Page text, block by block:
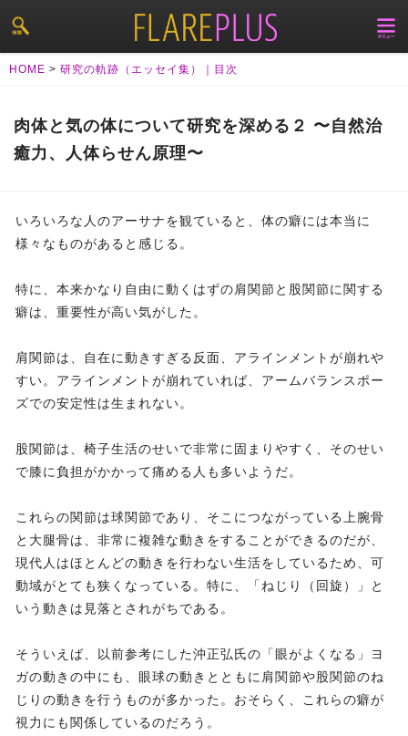
HOME > 研究の軌跡（エッセイ集）｜目次
肉体と気の体について研究を深める２ 〜自然治
癒力、人体らせん原理〜
いろいろな人のアーサナを観ていると、体の癖には本当に
様々なものがあると感じる。
特に、本来かなり自由に動くはずの肩関節と股関節に関する
癖は、重要性が高い気がした。
肩関節は、自在に動きすぎる反面、アラインメントが崩れや
すい。アラインメントが崩れていれば、アームバランスポー
ズでの安定性は生まれない。
股関節は、椅子生活のせいで非常に固まりやすく、そのせい
で膝に負担がかかって痛める人も多いようだ。
これらの関節は球関節であり、そこにつながっている上腕骨
と大腿骨は、非常に複雑な動きをすることができるのだが、
現代人はほとんどの動きを行わない生活をしているため、可
動域がとても狭くなっている。特に、「ねじり（回旋）」と
いう動きは見落とされがちである。
そういえば、以前参考にした沖正弘氏の「眼がよくなる」ヨ
ガの動きの中にも、眼球の動きとともに肩関節や股関節のね
じりの動きを行うものが多かった。おそらく、これらの癖が
視力にも関係しているのだろう。